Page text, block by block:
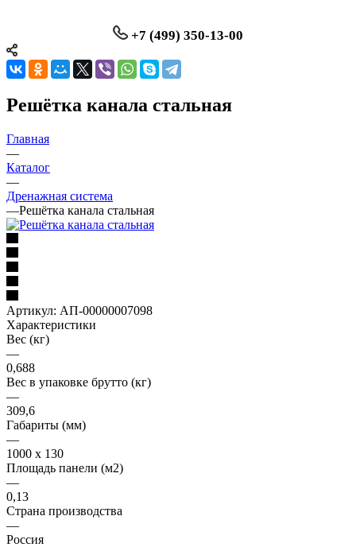
+7 (499) 350-13-00
Решётка канала стальная
Главная
—
Каталог
—
Дренажная система
—Решётка канала стальная
Артикул: АП-00000007098
Характеристики
Вес (кг)
—
0,688
Вес в упаковке брутто (кг)
—
309,6
Габариты (мм)
—
1000 x 130
Площадь панели (м2)
—
0,13
Страна производства
—
Россия